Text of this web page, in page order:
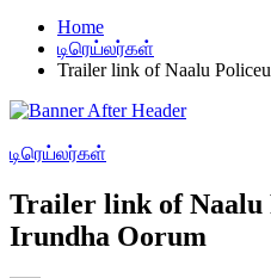
Home
டிரெய்லர்கள்
Trailer link of Naalu
டிரெய்லர்கள்
Trailer link of Naalu
Irundha Oorum